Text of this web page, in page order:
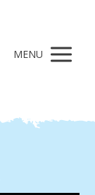
MENU